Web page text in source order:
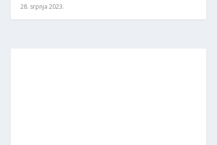
28. srpnja 2023.